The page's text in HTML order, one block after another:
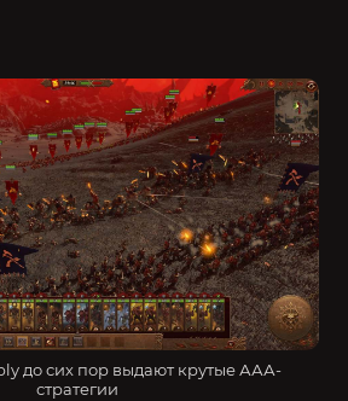
до сих пор выдают крутые ААА-
стратегии